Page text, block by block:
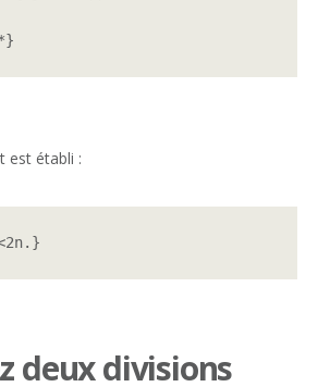
est établi :
deux divisions